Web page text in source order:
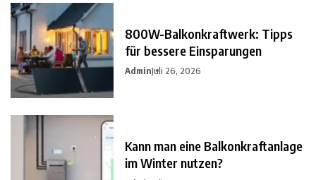
800W-Balkonkraftwerk: Tipps
für bessere Einsparungen
AdminJuli 26, 2026
Kann man eine Balkonkraftanlage
im Winter nutzen?